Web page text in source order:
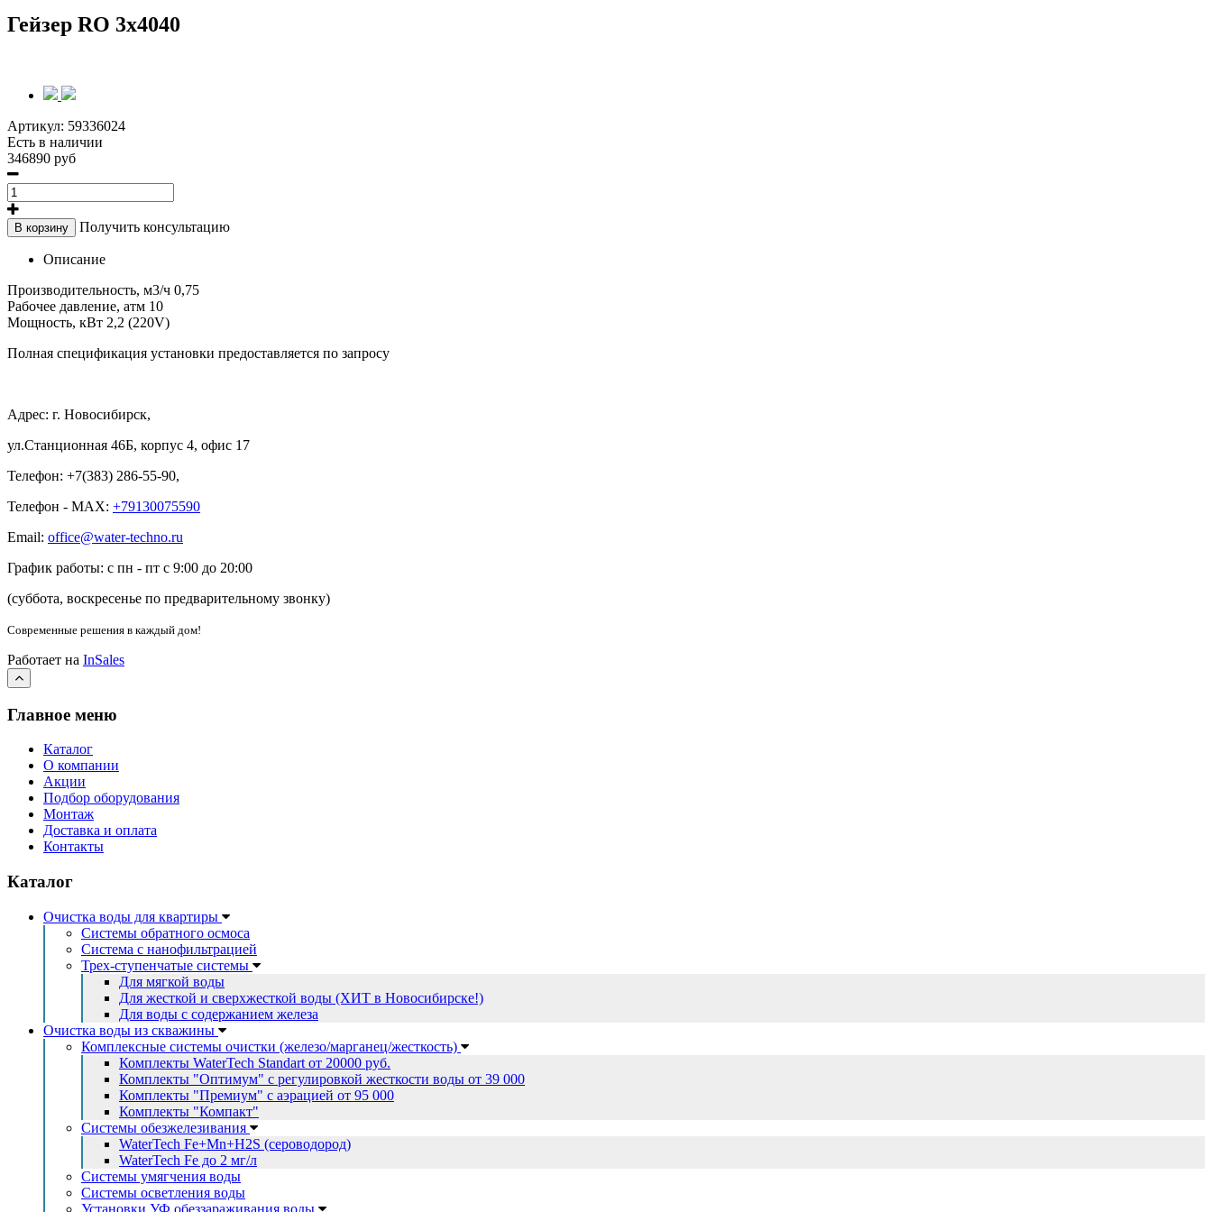
Гейзер RO 3x4040
Артикул: 59336024
Есть в наличии
346890 руб
В корзину Получить консультацию
Описание
Производительность, м3/ч 0,75
Рабочее давление, атм 10
Мощность, кВт 2,2 (220V)
Полная спецификация установки предоставляется по запросу
Адрес: г. Новосибирск,
ул.Станционная 46Б, корпус 4, офис 17
Телефон: +7(383) 286-55-90,
Телефон - MAX: +79130075590
Email: office@water-techno.ru
График работы: с пн - пт с 9:00 до 20:00
(суббота, воскресенье по предварительному звонку)
Современные решения в каждый дом!
Работает на InSales
Главное меню
Каталог
О компании
Акции
Подбор оборудования
Монтаж
Доставка и оплата
Контакты
Каталог
Очистка воды для квартиры
Системы обратного осмоса
Система с нанофильтрацией
Трех-ступенчатые системы
Для мягкой воды
Для жесткой и сверхжесткой воды (ХИТ в Новосибирске!)
Для воды с содержанием железа
Очистка воды из скважины
Комплексные системы очистки (железо/марганец/жесткость)
Комплекты WaterTech Standart от 20000 руб.
Комплекты "Оптимум" с регулировкой жесткости воды от 39 000
Комплекты "Премиум" с аэрацией от 95 000
Комплекты "Компакт"
Системы обезжелезивания
WaterTech Fe+Mn+H2S (сероводород)
WaterTech Fe до 2 мг/л
Системы умягчения воды
Системы осветления воды
Установки УФ обеззараживания воды